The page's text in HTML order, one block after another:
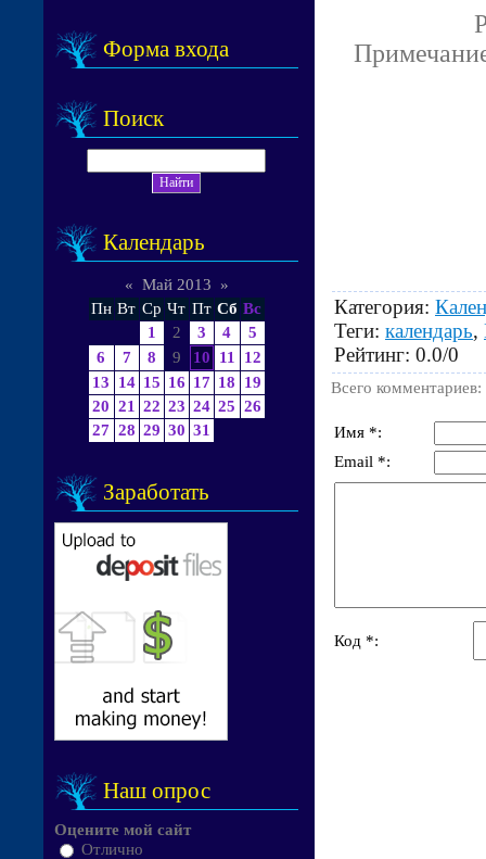
Форма входа
Поиск
Календарь
« Май 2013
»
Пн Вт Ср Чт Пт Сб Вс
1
2 3 4
5
6
7 8 9 10 11
12
13
14 15 16 17 18
19
20 21 22 23 24 25 26
27 28 29 30 31
Заработать
Наш опрос
Оцените мой сайт
Отлично
Категория:
Теги: календарь,
Рейтинг: 0.0/0
Всего комментариев:
Имя *:
Email *:
Код *: